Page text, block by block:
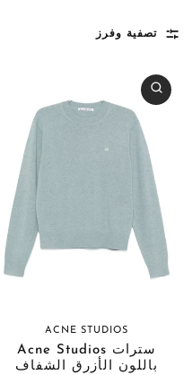
تصفية وفرز
ACNE STUDIOS
سترات Acne Studios
باللون الأزرق الشفاف